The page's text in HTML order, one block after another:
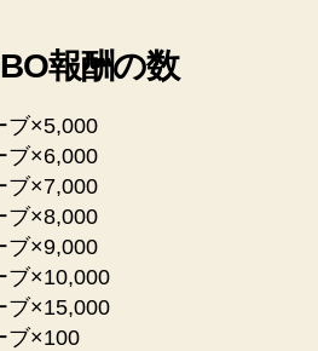
報酬の数
ブ×5,000
ブ×6,000
ブ×7,000
ブ×8,000
ブ×9,000
ブ×10,000
ブ×15,000
ブ×100